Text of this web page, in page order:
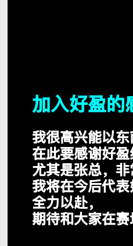
加入好盈的
我很高兴能以
在此要感谢好盈
尤其是张总，非
我将在今后代表
全力以赴，
期待和大家在赛